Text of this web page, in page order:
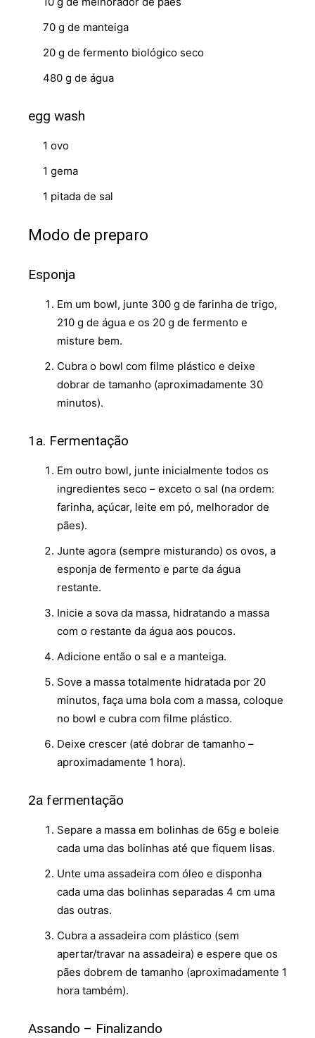
70 g de manteiga
20 g de fermento biológico seco
480 g de água
egg wash
1 ovo
1 gema
1 pitada de sal
Modo de preparo
Esponja
Em um bowl, junte 300 g de farinha de trigo,
210 g de água e os 20 g de fermento e
misture bem.
Cubra o bowl com filme plástico e deixe
dobrar de tamanho (aproximadamente 30
minutos).
1a. Fermentação
Em outro bowl, junte inicialmente todos os
ingredientes seco – exceto o sal (na ordem:
farinha, açúcar, leite em pó, melhorador de
pães).
Junte agora (sempre misturando) os ovos, a
esponja de fermento e parte da água
restante.
Inicie a sova da massa, hidratando a massa
com o restante da água aos poucos.
Adicione então o sal e a manteiga.
Sove a massa totalmente hidratada por 20
minutos, faça uma bola com a massa, coloque
no bowl e cubra com filme plástico.
Deixe crescer (até dobrar de tamanho –
aproximadamente 1 hora).
2a fermentação
Separe a massa em bolinhas de 65g e boleie
cada uma das bolinhas até que fiquem lisas.
Unte uma assadeira com óleo e disponha
cada uma das bolinhas separadas 4 cm uma
das outras.
Cubra a assadeira com plástico (sem
apertar/travar na assadeira) e espere que os
pães dobrem de tamanho (aproximadamente 1
hora também).
Assando – Finalizando